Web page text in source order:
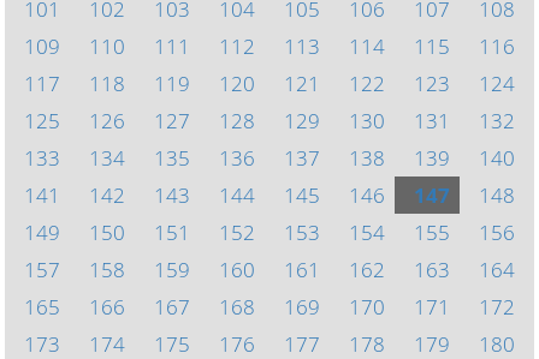
101
102 103 104 105 106 107
108
109
110 111 112 113 114 115
116
117
118 119 120 121 122 123
124
125
126 127 128 129 130 131
132
133
134 135 136 137 138 139
140
141
142 143 144 145 146 147
148
149
150 151 152 153 154 155
156
157
158 159 160 161 162 163
164
165
166 167 168 169 170 171
172
173
174 175 176 177 178 179
180